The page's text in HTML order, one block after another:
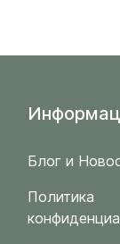
Блог и
Политика